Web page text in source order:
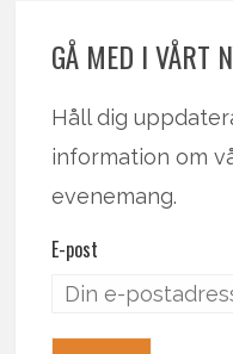
GÅ MED I VÅRT
Håll dig
information om
evenemang.
E-post